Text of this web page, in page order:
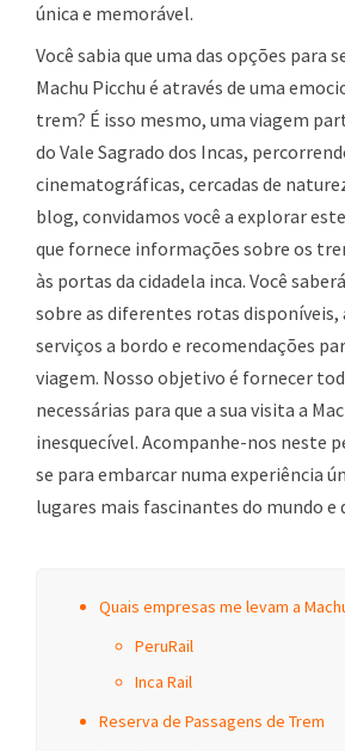
única e memorável.
Você sabia que uma das opções para
Machu Picchu é através de uma
trem? É isso mesmo, uma viagem
do Vale Sagrado dos Incas,
cinematográficas, cercadas de
blog, convidamos você a explorar
que fornece informações sobre os
às portas da cidadela inca. Você
sobre as diferentes rotas disponíveis,
serviços a bordo e recomendações
viagem. Nosso objetivo é fornecer
necessárias para que a sua visita a
inesquecível. Acompanhe-nos neste
se para embarcar numa experiência
lugares mais fascinantes do mundo e
Quais empresas me levam a
PeruRail
Inca Rail
Reserva de Passagens de Trem